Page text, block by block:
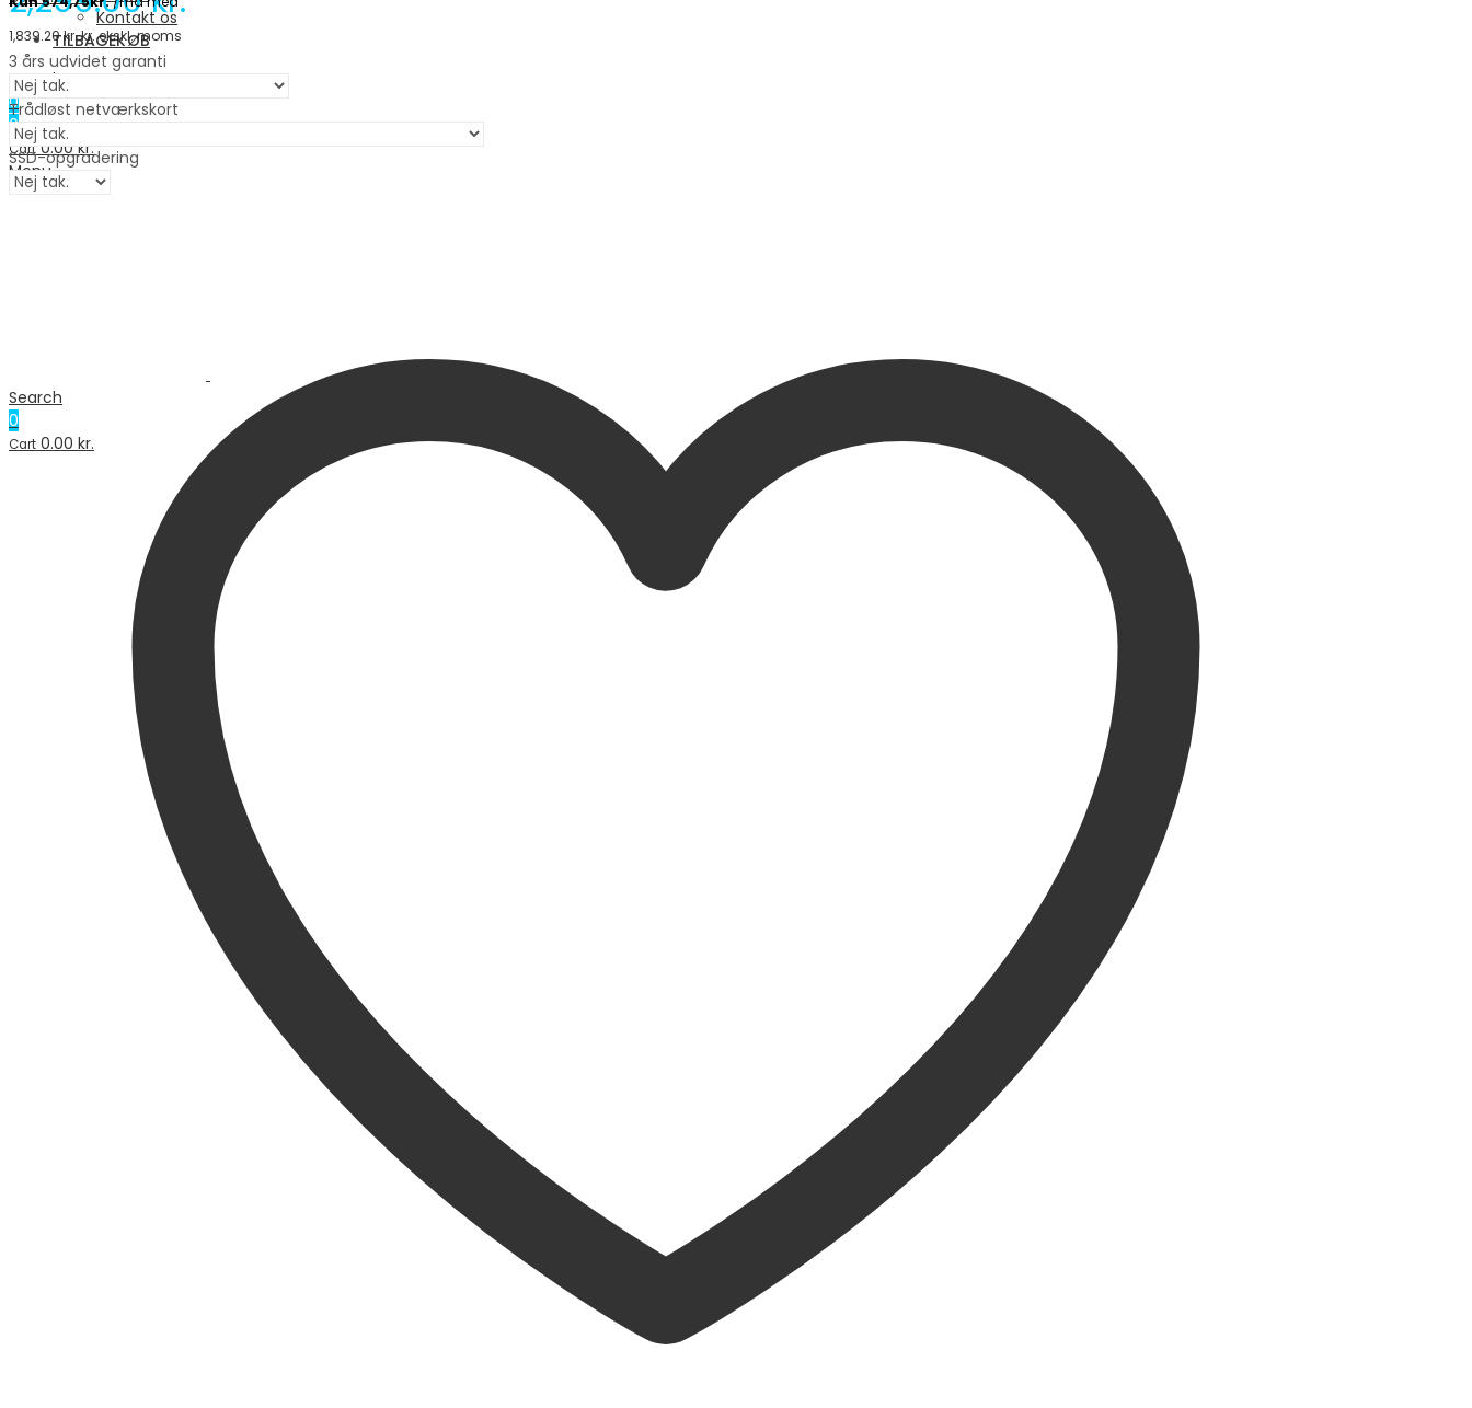
Kontakt os
TILBAGEKØB
Search
0
0
Cart 0.00 kr.
Menu
Search
0
Cart 0.00 kr.
1,839.20kr.kr. ekskl. moms
3 års udvidet garanti
Trådløst netværkskort
SSD-opgradering